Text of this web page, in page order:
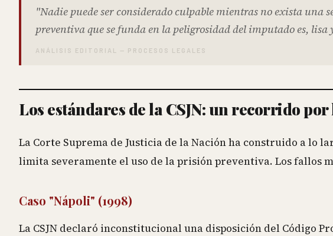
"Nadie puede ser considerado culpable mientras no exista una
preventiva que se funda en la peligrosidad del imputado es,
ANÁLISIS EDITORIAL — PROCESOS LEGALES
Los estándares de la CSJN: un recorrido
La Corte Suprema de Justicia de la Nación ha construido a lo
limita severamente el uso de la prisión preventiva. Los fallos
Caso "Nápoli" (1998)
La CSJN declaró inconstitucional una disposición del Código